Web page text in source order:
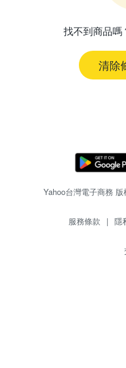
找不到商品嗎
清除
Yahoo台灣電子商務
服務條款 | 隱